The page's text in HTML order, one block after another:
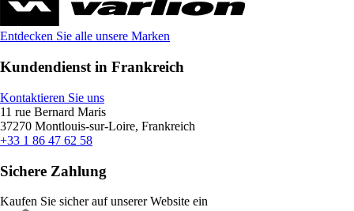
Entdecken Sie alle unsere Marken
Kundendienst in Frankreich
Kontaktieren Sie uns
11 rue Bernard Maris
37270 Montlouis-sur-Loire, Frankreich
+33 1 86 47 62 58
Sichere Zahlung
Kaufen Sie sicher auf unserer Website ein